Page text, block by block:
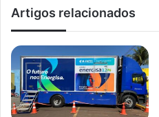
Artigos relacionados